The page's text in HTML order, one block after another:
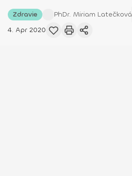
Zdravie PhDr. Miriam Latečková
4. Apr 2020